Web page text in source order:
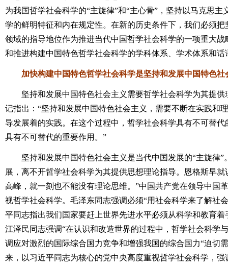
为我国哲学社会科学的“主旋律”和“主心骨”，坚持以马克思
学的鲜明特征和内在规定性。在新的历史条件下，我们必须
领域的指导地位作为推进当代中国哲学社会科学的一项重大
和推进构建中国特色哲学社会科学的学科体系、学术体系和话
加快构建中国特色哲学社会科学是坚持和发展中国特色社
坚持和发展中国特色社会主义需要哲学社会科学为其提供
记指出：“坚持和发展中国特色社会主义，需要不断在实践和
导发展着的实践。在这个过程中，哲学社会科学具有不可替
具有不可替代的重要作用。”
坚持和发展中国特色社会主义是当代中国发展的“主旋律”
展，离不开哲学社会科学为其提供思想理论指导。恩格斯早
高峰，就一刻也不能没有理论思维。”中国共产党在领导中国
视哲学社会科学。毛泽东同志强调必须“用社会科学来了解社
平同志指出我们国家要赶上世界先进水平必须从科学和教育
江泽民同志强调“在认识和改造世界的过程中，哲学社会科学
调应对激烈的国际综合国力竞争和增强我国的综合国力“迫切
来，以习近平同志为核心的党中央高度重视哲学社会科学，